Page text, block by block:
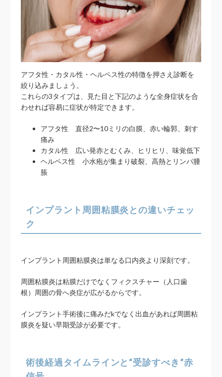
アフタ性・カタル性・ヘルペス性の特徴を押さえ診断を
絞り込みましょう。
これらの3タイプは、見た目と下記のような全身症状を合
わせれば容易に症状が特定できます。
アフタ性 直径2〜10ミリの白膜、赤い輪郭、刺す
痛み
カタル性 広い発赤とむくみ、ヒリヒリ、味覚低下
ヘルペス性 小水疱が集まり破裂、高熱とリンパ腫
脹
インプラント周囲粘膜炎との違いチェッ
ク
インプラント周囲粘膜炎は単なる口内炎より深刻です。
周囲粘膜炎は粘膜だけでなくフィクスチャー（人口歯
根）周囲の骨へ炎症が広がるからです。
インプラント手術後に痛みだkでなく出血があれば周囲粘
膜炎を疑い早期受診が必要です。
術後経過タイムラインと“受診すべき”赤